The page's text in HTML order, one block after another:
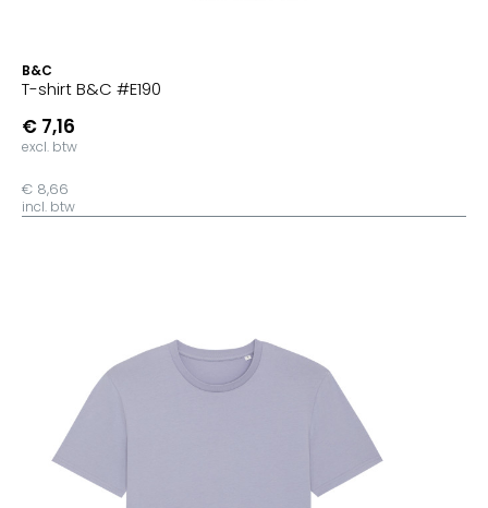
B&C
T-shirt B&C #E190
€ 7,16
excl. btw
€ 8,66
incl. btw